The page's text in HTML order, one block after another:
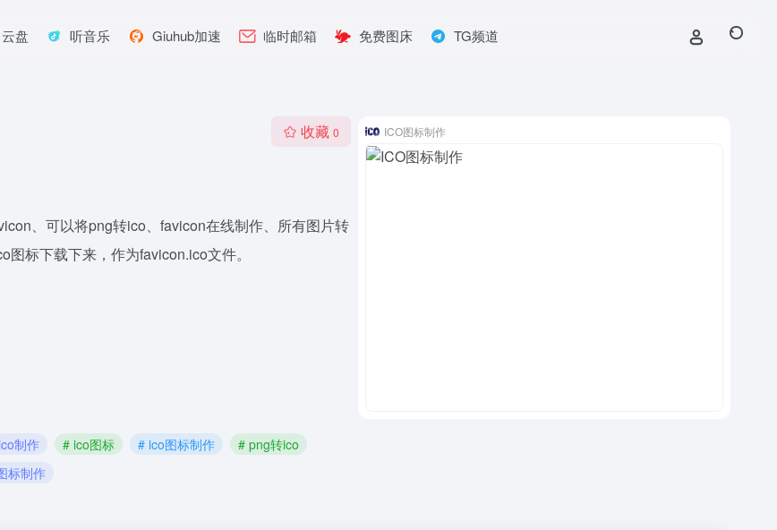
云盘 听音乐 Giuhub加速 临时邮箱 免费图床 TG频道
收藏 0
、可以将png转ico、favicon在线制作、所有图片转
标下载下来，作为favicon.ico文件。
制作 # ico图标 # ico图标制作
# png转ico
标制作
ICO图标制作